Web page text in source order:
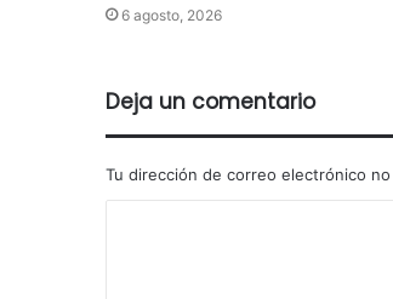
6 agosto, 2026
Deja un comentario
Tu dirección de correo electrónico